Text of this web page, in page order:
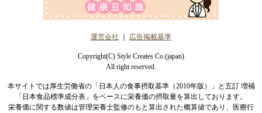
運営会社 広告掲載基準
Copyright(C) Style Creates Co.(japan)
All right reserved.
本サイトでは厚生労働省の「日本人の食事摂取基準（2010年版）」と五訂 増補
「日本食品標準成分表」をベースに栄養価の摂取量を算出しております。
栄養価に関する数値は管理栄養士監修のもと算出された概算値であり、医療行